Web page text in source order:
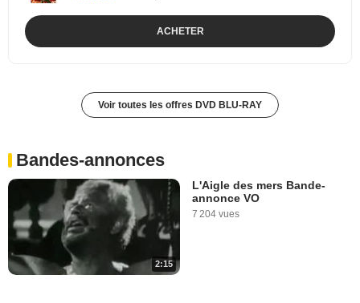
ACHETER
Voir toutes les offres DVD BLU-RAY
Bandes-annonces
2:15
L'Aigle des mers Bande-
annonce VO
7 204 vues